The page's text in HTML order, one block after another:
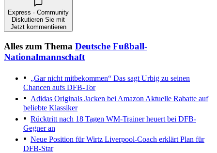
Express · Community
Diskutieren Sie mit
Jetzt kommentieren
Alles zum Thema Deutsche Fußball-
Nationalmannschaft
„Gar nicht mitbekommen“ Das sagt Urbig zu seinen
Chancen aufs DFB-Tor
Adidas Originals Jacken bei Amazon Aktuelle Rabatte auf
beliebte Klassiker
Rücktritt nach 18 Tagen WM-Trainer heuert bei DFB-
Gegner an
Neue Position für Wirtz Liverpool-Coach erklärt Plan für
DFB-Star